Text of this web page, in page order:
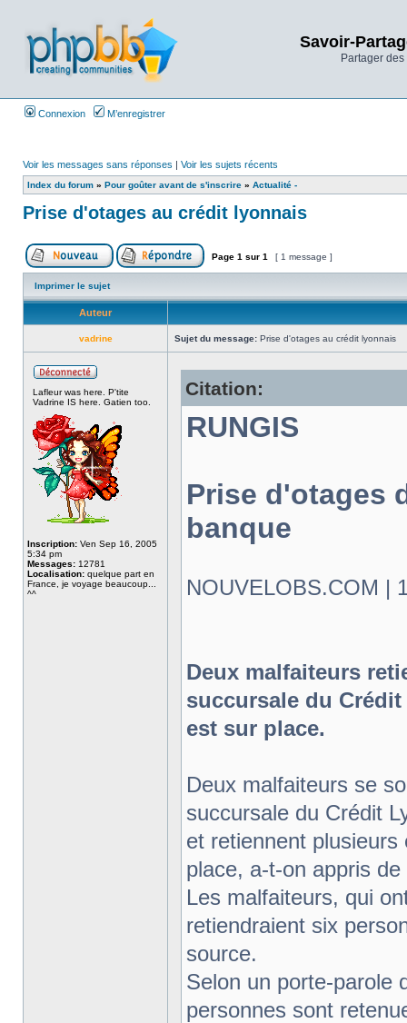
Savoir-
Partager
Connexion M’enregistrer
Voir les messages sans réponses | Voir les sujets récents
Index du forum » Pour goûter avant de s'inscrire » Actualité -
Prise d'otages au crédit lyonnais
Page 1 sur 1 [ 1 message ]
Imprimer le sujet
Auteur
vadrine Sujet du message: Prise d'otages au crédit lyonnais
Lafleur was here. P'tite
Vadrine IS here. Gatien too.
Inscription: Ven Sep 16, 2005
5:34 pm
Messages: 12781
Localisation: quelque part en
France, je voyage beaucoup...
^^
Citation:
RUNGIS
Prise d'otages
banque
NOUVELOBS.COM |
Deux malfaiteurs
succursale du
est sur place.
Deux malfaiteurs se
succursale du Crédit
et retiennent
place, a-t-on appris
Les malfaiteurs, qui
retiendraient six
source.
Selon un porte-parole
personnes sont